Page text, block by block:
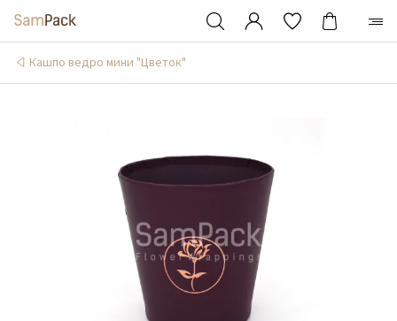
Кашпо ведро мини "Цветок"